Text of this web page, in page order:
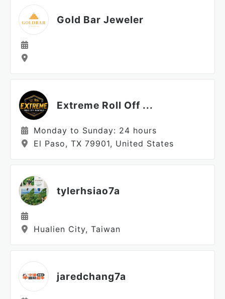
Gold Bar Jeweler
Extreme Roll Off ...
Monday to Sunday: 24 hours
El Paso, TX 79901, United States
tylerhsiao7a
Hualien City, Taiwan
jaredchang7a